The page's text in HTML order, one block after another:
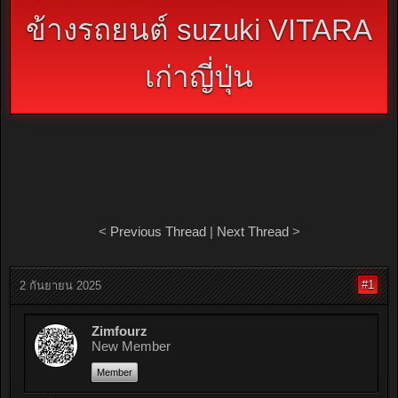
ข้างรถยนต์ suzuki VITARA
เก่าญี่ปุ่น
< Previous Thread| Next Thread>
2 กันยายน 2025 #1
Zimfourz
New Member
Member